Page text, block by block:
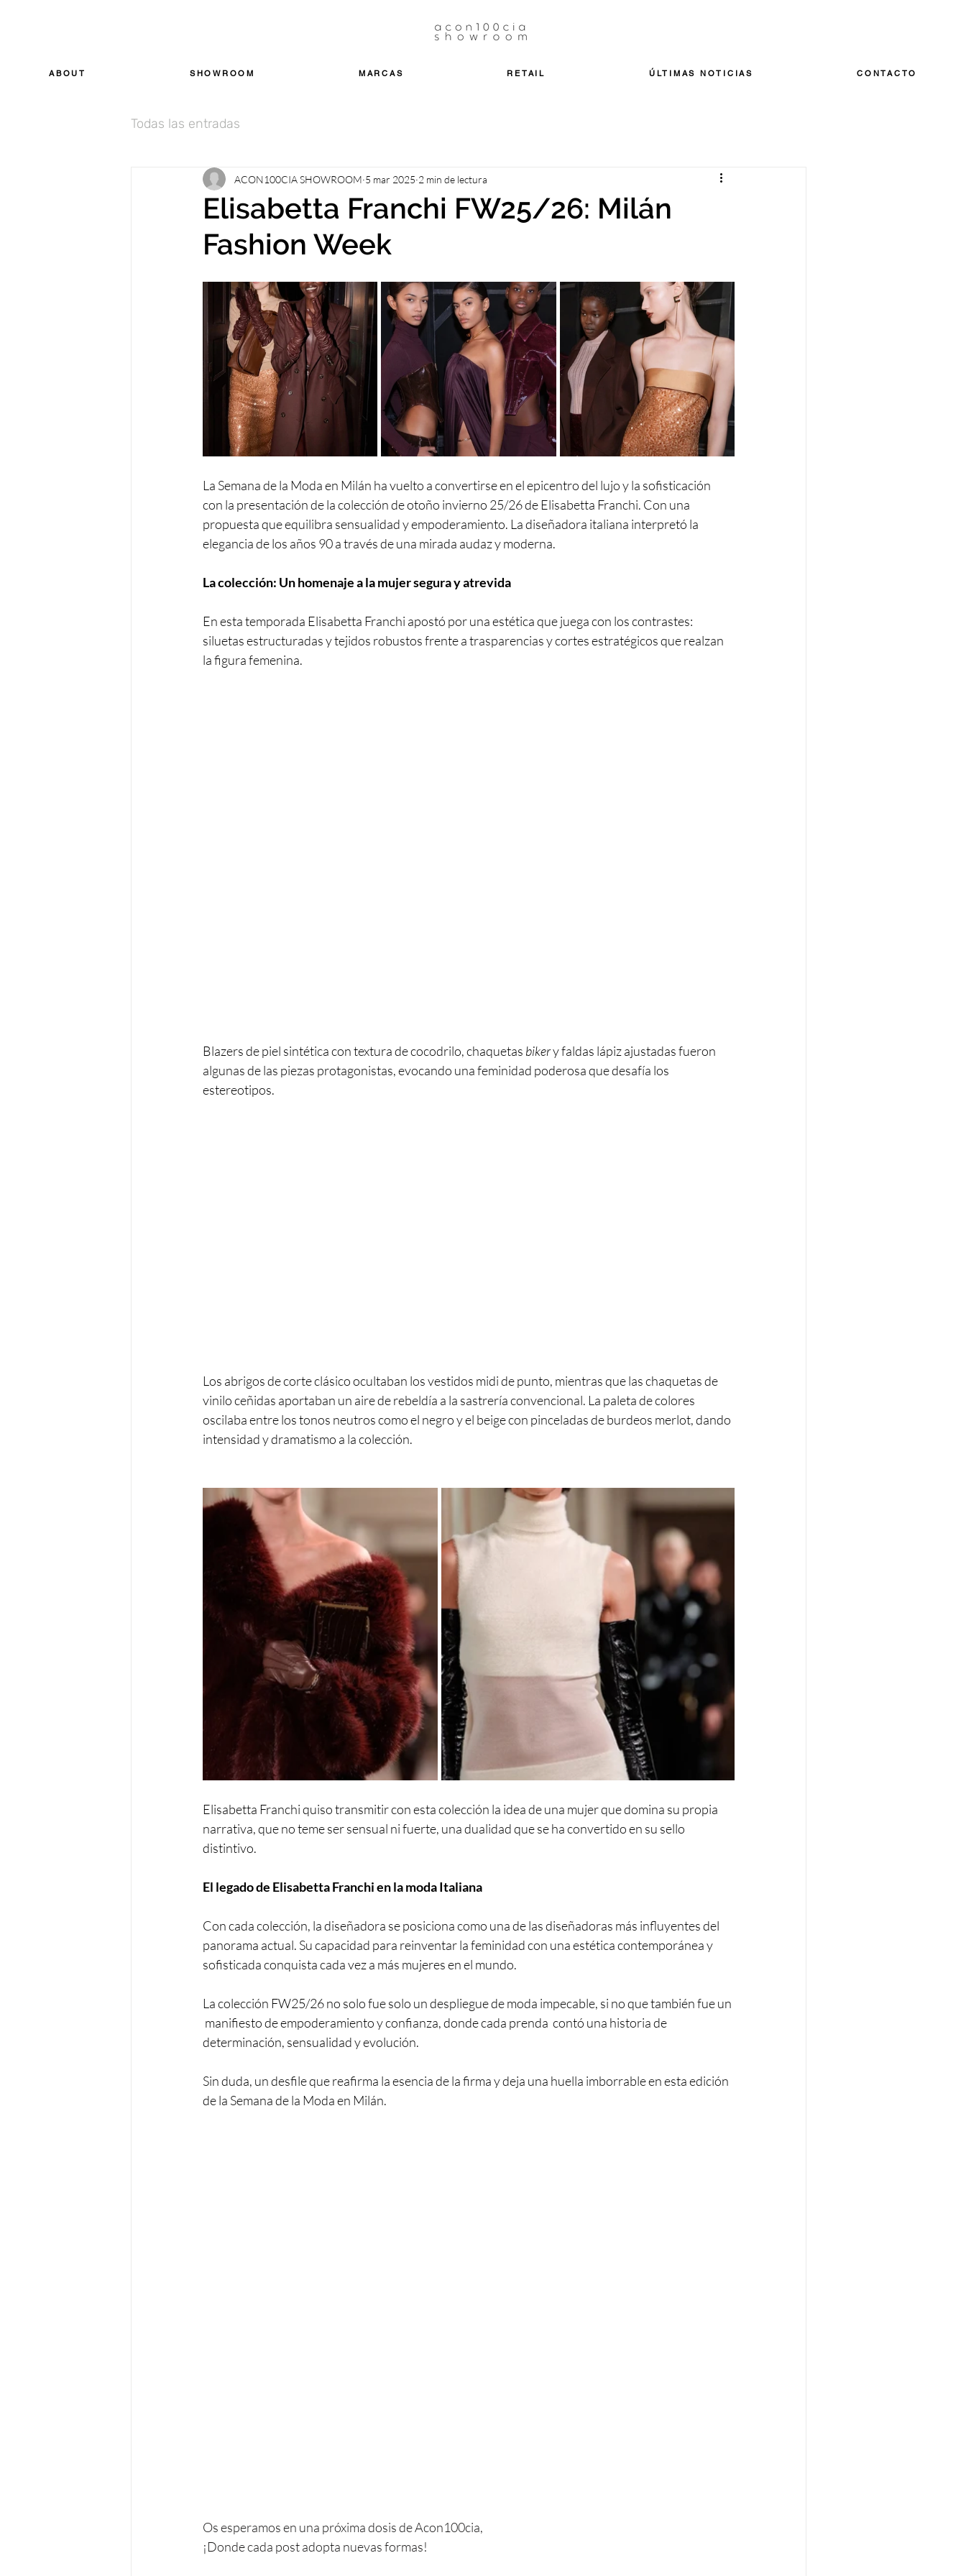
ABOUT SHOWROOM MARCAS RETAIL ÚLTIMAS NOTICIAS CONTACTO
Todas las entradas
Elisabetta Franchi FW25/26: Milán
Fashion Week
ACON100CIA SHOWROOM 5 mar 2025 2 min de lectura
La Semana de la Moda en Milán ha vuelto a convertirse en el epicentro del lujo y la sofisticación
con la presentación de la colección de otoño invierno 25/26 de Elisabetta Franchi. Con una
propuesta que equilibra sensualidad y empoderamiento. La diseñadora italiana interpretó la
elegancia de los años 90 a través de una mirada audaz y moderna.
La colección: Un homenaje a la mujer segura y atrevida
En esta temporada Elisabetta Franchi apostó por una estética que juega con los contrastes:
siluetas estructuradas y tejidos robustos frente a trasparencias y cortes estratégicos que realzan
la figura femenina.
Blazers de piel sintética con textura de cocodrilo, chaquetas biker y faldas lápiz ajustadas fueron
algunas de las piezas protagonistas, evocando una feminidad poderosa que desafía los
estereotipos.
Los abrigos de corte clásico ocultaban los vestidos midi de punto, mientras que las chaquetas de
vinilo ceñidas aportaban un aire de rebeldía a la sastrería convencional. La paleta de colores
oscilaba entre los tonos neutros como el negro y el beige con pinceladas de burdeos merlot, dando
intensidad y dramatismo a la colección.
Elisabetta Franchi quiso transmitir con esta colección la idea de una mujer que domina su propia
narrativa, que no teme ser sensual ni fuerte, una dualidad que se ha convertido en su sello
distintivo.
El legado de Elisabetta Franchi en la moda Italiana
Con cada colección, la diseñadora se posiciona como una de las diseñadoras más influyentes del
panorama actual. Su capacidad para reinventar la feminidad con una estética contemporánea y
sofisticada conquista cada vez a más mujeres en el mundo.
La colección FW25/26 no solo fue solo un despliegue de moda impecable, si no que también fue un
manifiesto de empoderamiento y confianza, donde cada prenda  contó una historia de
determinación, sensualidad y evolución.
Sin duda, un desfile que reafirma la esencia de la firma y deja una huella imborrable en esta edición
de la Semana de la Moda en Milán.
Os esperamos en una próxima dosis de Acon100cia,
¡Donde cada post adopta nuevas formas!